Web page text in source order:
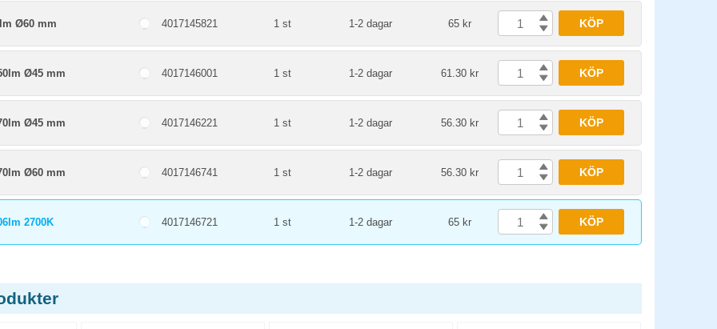
Ø60 mm 4017145821 1 st 1-2 dagar 65 kr KÖP
Ø45 mm 4017146001 1 st 1-2 dagar 61.30 kr KÖP
Ø45 mm 4017146221 1 st 1-2 dagar 56.30 kr KÖP
Ø60 mm 4017146741 1 st 1-2 dagar 56.30 kr KÖP
2700K 4017146721 1 st 1-2 dagar 65 kr KÖP